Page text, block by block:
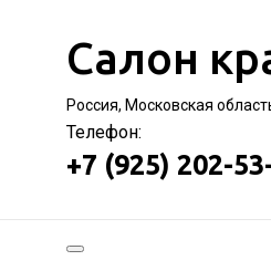
Салон
Россия, Московская
Телефон:
+7 (925) 202-